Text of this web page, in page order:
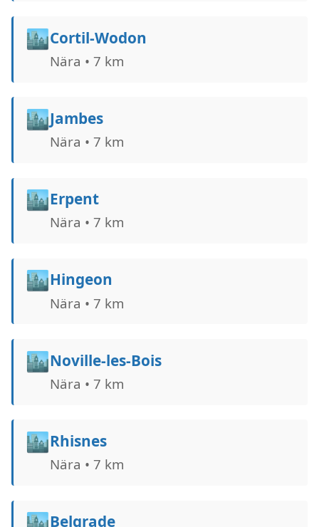
🏙️Cortil-Wodon
Nära • 7 km
🏙️Jambes
Nära • 7 km
🏙️Erpent
Nära • 7 km
🏙️Hingeon
Nära • 7 km
🏙️Noville-les-Bois
Nära • 7 km
🏙️Rhisnes
Nära • 7 km
Belgrade